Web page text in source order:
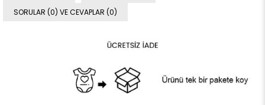
SORULAR (0) VE CEVAPLAR (0)